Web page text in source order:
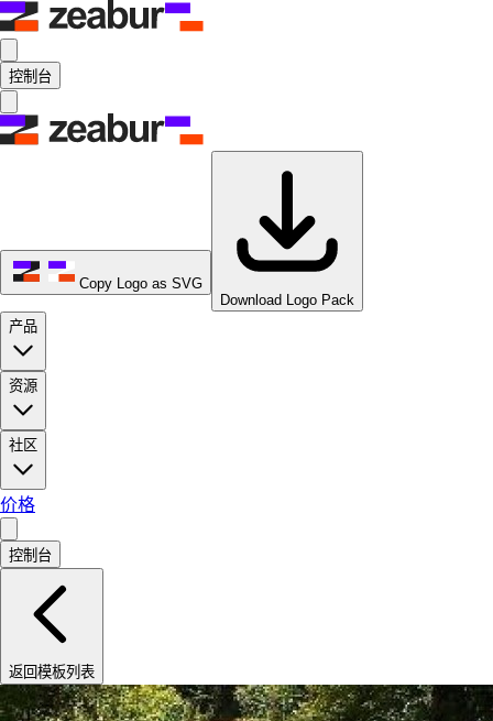
控制台
Copy Logo as SVG
Download Logo Pack
产品
资源
社区
价格
控制台
返回模板列表